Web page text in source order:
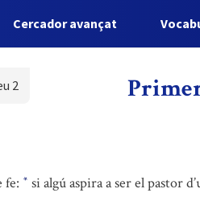
Cercador avançat
2
fe: * si algú aspira a ser el pastor